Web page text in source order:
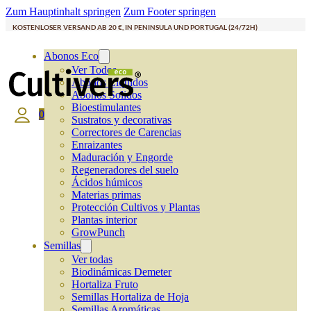
Zum Hauptinhalt springen Zum Footer springen
KOSTENLOSER VERSAND AB 20 €, IN PENINSULA UND PORTUGAL (24/72H)
Abonos Eco
Ver Todos
Abonos Líquidos
Abonos Solidos
Bioestimulantes
Sustratos y decorativas
Correctores de Carencias
Enraizantes
Maduración y Engorde
Regeneradores del suelo
Ácidos húmicos
Materias primas
Protección Cultivos y Plantas
Plantas interior
GrowPunch
Semillas
Ver todas
Biodinámicas Demeter
Hortaliza Fruto
Semillas Hortaliza de Hoja
0